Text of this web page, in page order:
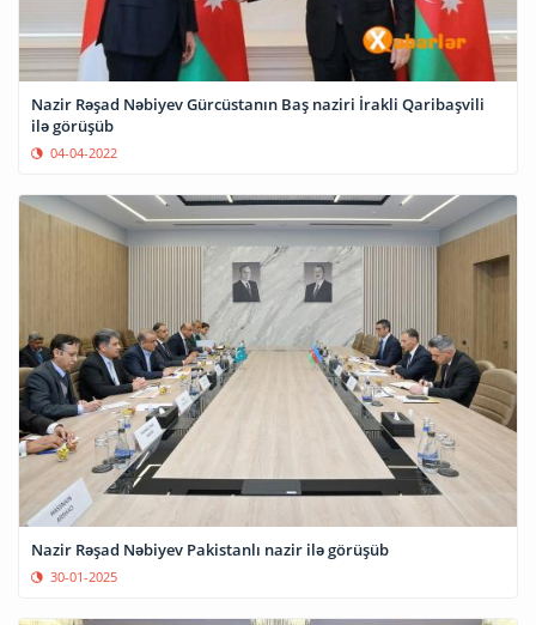
Nazir Rəşad Nəbiyev Gürcüstanın Baş naziri İrakli Qaribaşvili
ilə görüşüb
04-04-2022
Nazir Rəşad Nəbiyev Pakistanlı nazir ilə görüşüb
30-01-2025